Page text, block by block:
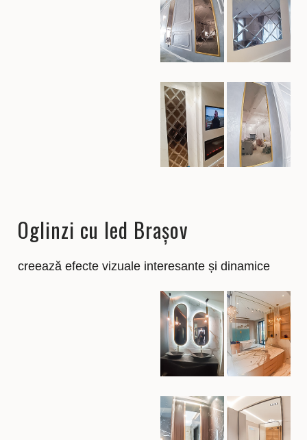
Oglinzi cu led Brașov
creează efecte vizuale interesante și dinamice